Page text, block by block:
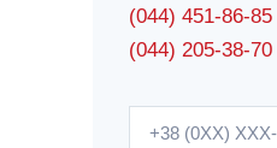
(044) 451-86-85
(044) 205-38-70